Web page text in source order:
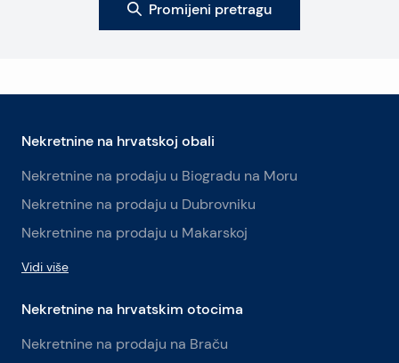
Promijeni pretragu
Nekretnine na hrvatskoj obali
Nekretnine na prodaju u Biogradu na Moru
Nekretnine na prodaju u Dubrovniku
Nekretnine na prodaju u Makarskoj
Vidi više
Nekretnine na hrvatskim otocima
Nekretnine na prodaju na Braču